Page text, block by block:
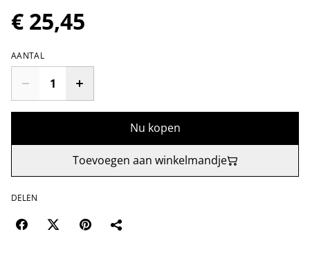
€ 25,45
AANTAL
Nu kopen
Toevoegen aan winkelmandje
DELEN